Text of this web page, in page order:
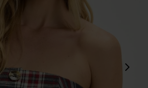
Calça